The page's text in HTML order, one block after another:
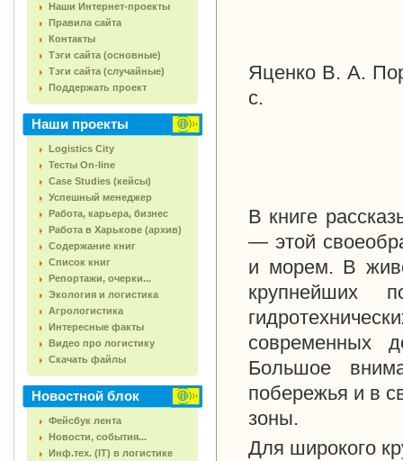
Наши Интернет-проекты
Правила сайта
Контакты
Тэги сайта (основные)
Тэги сайта (случайные)
Поддержать проект
Наши проекты
Logistics City
Тесты On-line
Case Studies (кейсы)
Успешный менеджер
Работа, карьера, бизнес
Работа в Харькове (архив)
Содержание книг
Список книг
Репортажи, очерки...
Экология и логистика
Агрологистика
Интересные факты
Видео про логистику
Скачать файлы
Новостной блок
Фейсбук лента
Новости, события...
Инф.тех. (IT) в логистике
Яценко В. А.
с.
В книге
— этой
и морем. В
крупнейших
современных
Большое
побережья и в
зоны.
Для широкого